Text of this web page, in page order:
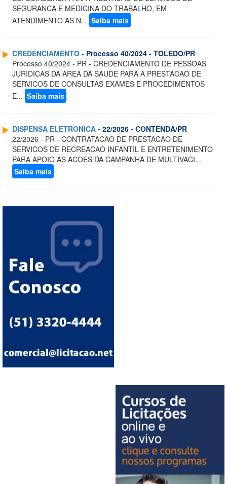
SEGURANCA E MEDICINA DO TRABALHO, EM
ATENDIMENTO AS N... Saiba mais
CREDENCIAMENTO - Processo 40/2024 - TOLEDO/PR
Processo 40/2024 - PR - CREDENCIAMENTO DE PESSOAS
JURIDICAS DA AREA DA SAUDE PARA A PRESTACAO DE
SERVICOS DE CONSULTAS EXAMES E PROCEDIMENTOS
E... Saiba mais
DISPENSA ELETRONICA - 22/2026 - CONTENDA/PR
22/2026 - PR - CONTRATACAO DE PRESTACAO DE
SERVICOS DE RECREACAO INFANTIL E ENTRETENIMENTO
PARA APOIO AS ACOES DA CAMPANHA DE MULTIVACI...
Saiba mais